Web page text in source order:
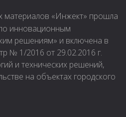
материалов «Инжект» прошла
инновационным
решениям» и включена в
№ 1/2016 от 29.02.2016 г.
и технических решений,
на объектах городского